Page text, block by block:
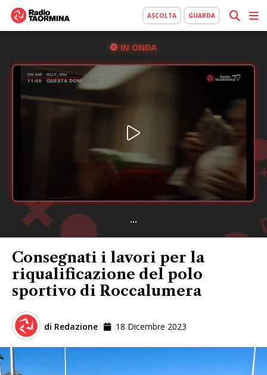
ASCOLTA GUARDA
IN ONDA
...
Consegnati i lavori per la
riqualificazione del polo
sportivo di Roccalumera
di Redazione 18 Dicembre 2023